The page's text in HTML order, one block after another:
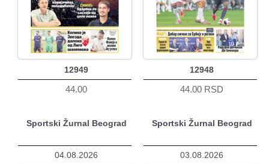
12949
44.00
12948
44.00 RSD
Sportski Žurnal Beograd
04.08.2026
Sportski Žurnal Beograd
03.08.2026